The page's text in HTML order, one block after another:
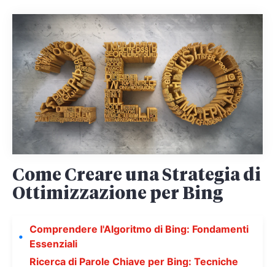
Come Creare una Strategia di
Ottimizzazione per Bing
Comprendere l'Algoritmo di Bing: Fondamenti
Essenziali
Ricerca di Parole Chiave per Bing: Tecniche